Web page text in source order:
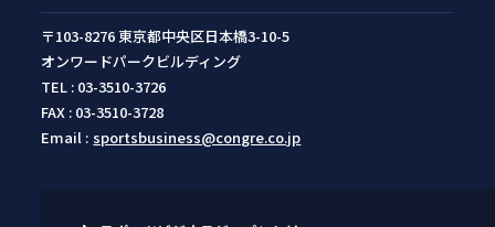
〒103-8276 東京都中央区日本橋3-10-5
オンワードパークビルディング
TEL : 03-3510-3726
FAX : 03-3510-3728
Email : sportsbusiness@congre.co.jp